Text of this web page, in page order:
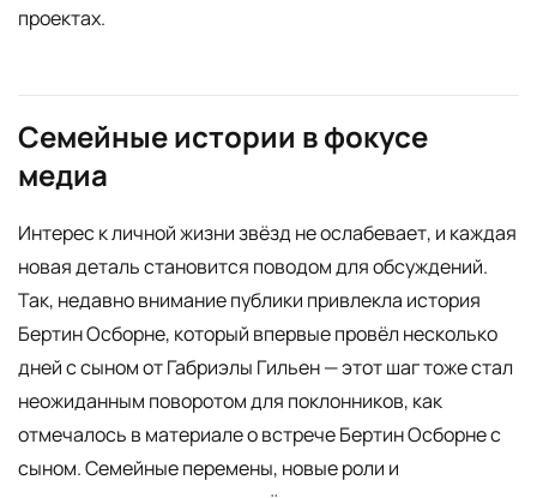
проектах.
Семейные истории в фокусе
медиа
Интерес к личной жизни звёзд не ослабевает, и каждая
новая деталь становится поводом для обсуждений.
Так, недавно внимание публики привлекла история
Бертин Осборне, который впервые провёл несколько
дней с сыном от Габриэлы Гильен — этот шаг тоже стал
неожиданным поворотом для поклонников, как
отмечалось в материале о встрече Бертин Осборне с
сыном. Семейные перемены, новые роли и